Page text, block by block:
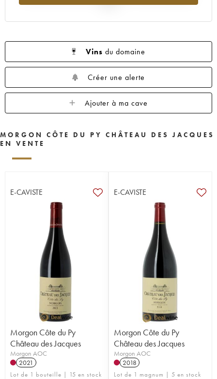
Vins du domaine
Créer une alerte
Ajouter à ma cave
MORGON CÔTE DU PY CHÂTEAU DES JACQUES
EN VENTE
E-CAVISTE
Morgon Côte du Py
Château des Jacques
Morgon AOC
2021
Lot de 1 bouteille | 15 en stock
E-CAVISTE
Morgon Côte du Py
Château des Jacques
Morgon AOC
2018
Lot de 1 magnum | 5 en stock